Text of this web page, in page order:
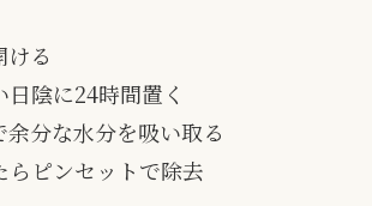
ける
陰に24時間置く
分な水分を吸い取る
らピンセットで除去